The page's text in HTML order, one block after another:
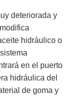
deteriorada y
hidráulico o
en el puerto
hidráulica del
de goma y